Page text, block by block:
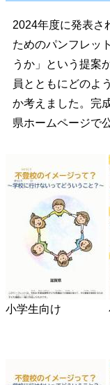
2024年度に発表さ
ためのパンフレッ
うか」という提案
員とともにどのよ
か考えました。完
県ホームページで
小学生向け